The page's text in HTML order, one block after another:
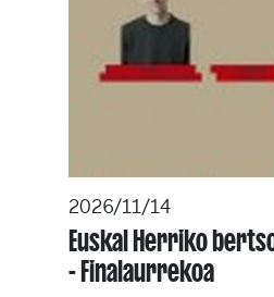
2026/11/14
Euskal Herriko
- Finalaurrekoa